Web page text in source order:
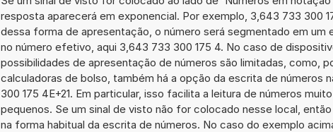
resposta aparecerá em exponencial. Por exemplo, 3,643 733 300
dessa forma de apresentação, o número será segmentado em um
no número efetivo, aqui 3,643 733 300 175 4. No caso de
possibilidades de apresentação de números são limitadas, como,
calculadoras de bolso, também há a opção da escrita de números
300 175 4E+21. Em particular, isso facilita a leitura de números
pequenos. Se um sinal de visto não for colocado nesse local,
na forma habitual da escrita de números. No caso do exemplo